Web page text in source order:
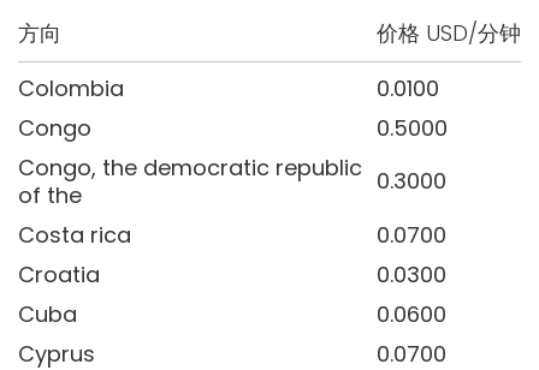
方向
价格 USD/分钟
Colombia
0.0100
Congo
0.5000
Congo, the democratic republic
of the
0.3000
Costa rica
0.0700
Croatia
0.0300
Cuba
0.0600
Cyprus
0.0700